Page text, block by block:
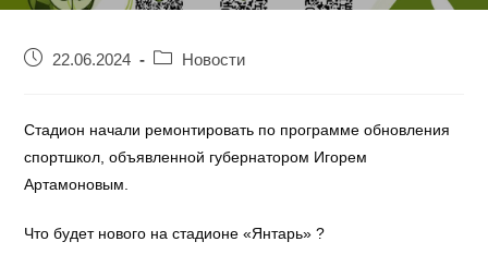
22.06.2024 Новости
Стадион начали ремонтировать по программе обновления
спортшкол, объявленной губернатором Игорем
Артамоновым.
Что будет нового на стадионе «Янтарь» ?